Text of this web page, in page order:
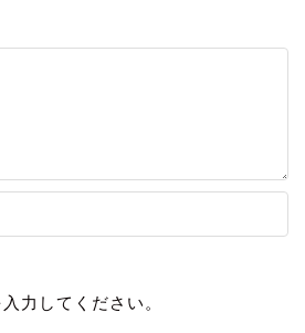
力してください。